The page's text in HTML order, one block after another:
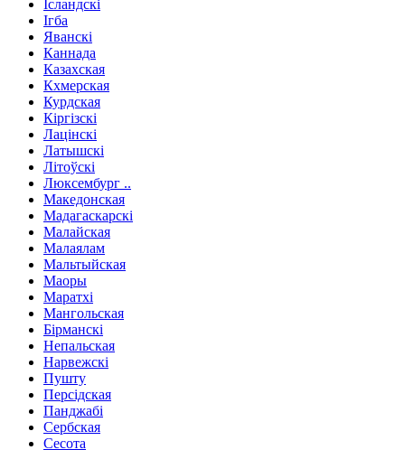
Ісландскі
Ігба
Яванскі
Каннада
Казахская
Кхмерская
Курдская
Кіргізскі
Лацінскі
Латышскі
Літоўскі
Люксембург ..
Македонская
Мадагаскарскі
Малайская
Малаялам
Мальтыйская
Маоры
Маратхі
Мангольская
Бірманскі
Непальская
Нарвежскі
Пушту
Персідская
Панджабі
Сербская
Сесота